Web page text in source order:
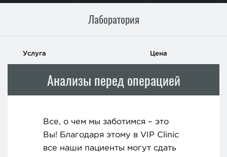
Лаборатория
Услуга Цена
Анализы перед операцией
Все, о чем мы заботимся – это
Вы! Благодаря этому в VIP Clinic
все наши пациенты могут сдать